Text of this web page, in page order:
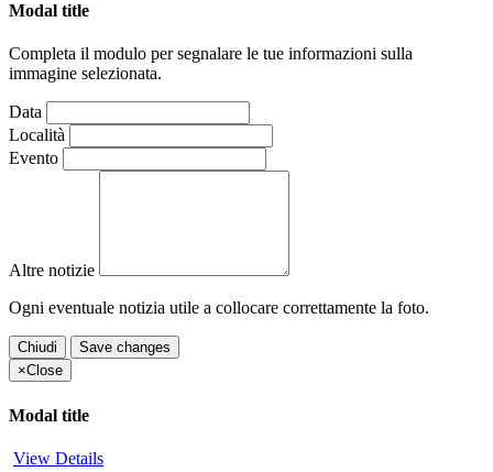
Modal title
Completa il modulo per segnalare le tue informazioni sulla
immagine selezionata.
Data
Località
Evento
Altre notizie
Ogni eventuale notizia utile a collocare correttamente la foto.
Chiudi
Save changes
×Close
Modal title
View Details